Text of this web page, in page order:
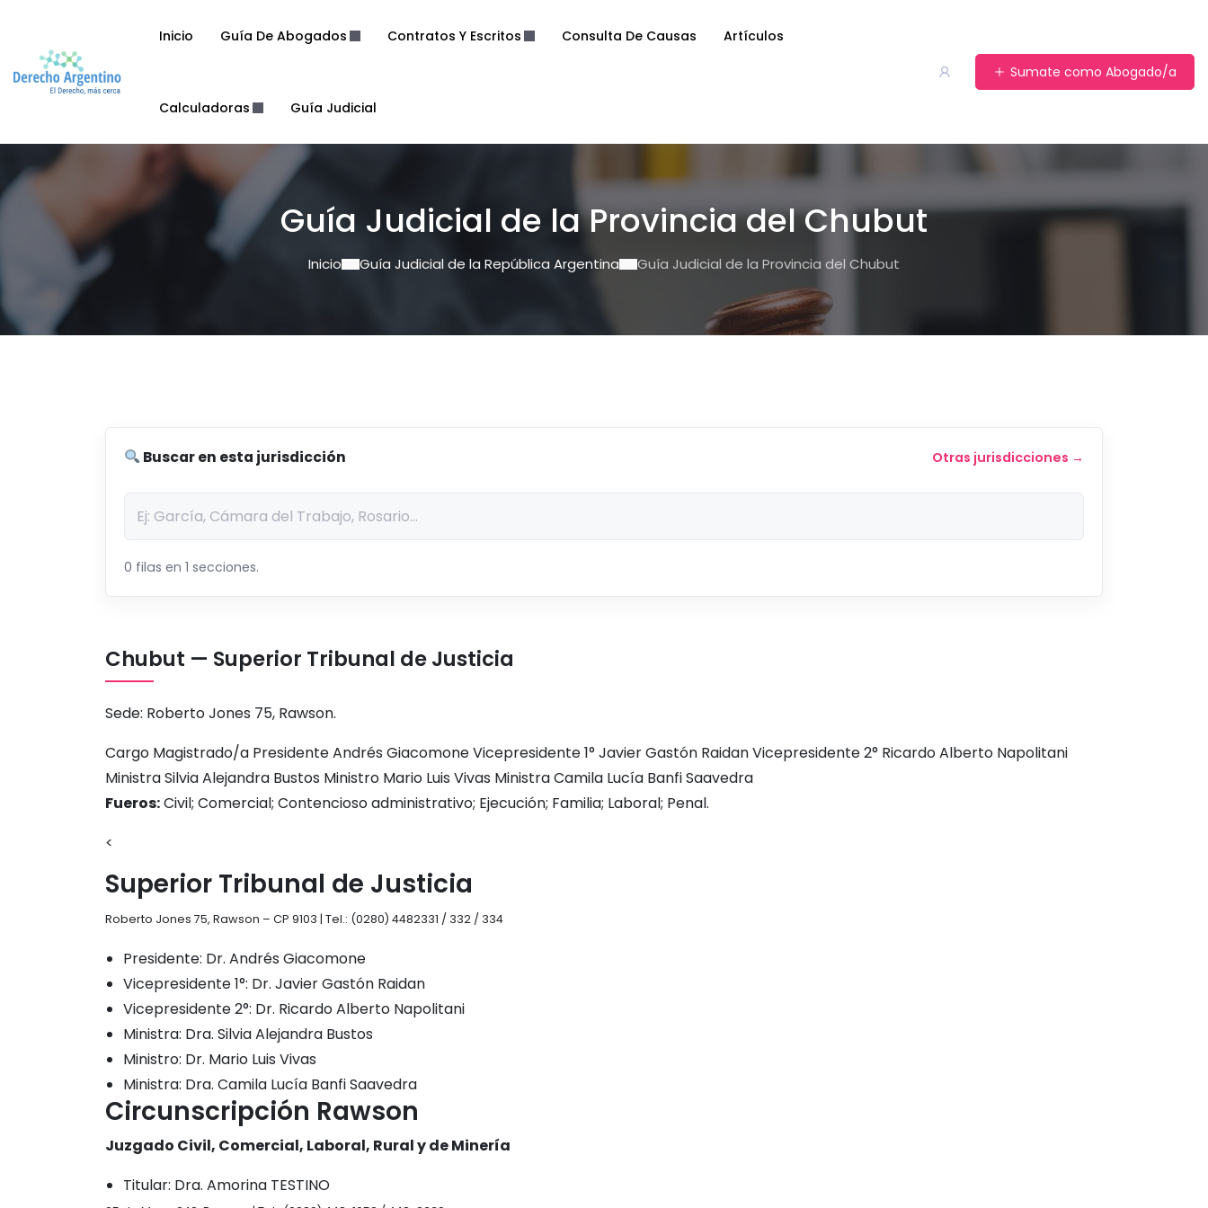
Inicio Guía De Abogados Contratos Y Escritos Consulta De Causas Artículos
Calculadoras Guía Judicial
Sumate como Abogado/a
Guía Judicial de la Provincia del Chubut
Inicio Guía Judicial de la República Argentina Guía Judicial de la Provincia del Chubut
Buscar en esta jurisdicción Otras jurisdicciones →
0 filas en 1 secciones.
Chubut — Superior Tribunal de Justicia
Sede: Roberto Jones 75, Rawson.
Cargo Magistrado/a Presidente Andrés Giacomone Vicepresidente 1° Javier Gastón Raidan Vicepresidente 2° Ricardo Alberto Napolitani
Ministra Silvia Alejandra Bustos Ministro Mario Luis Vivas Ministra Camila Lucía Banfi Saavedra
Fueros:Civil; Comercial; Contencioso administrativo; Ejecución; Familia; Laboral; Penal.
<
Superior Tribunal de Justicia
Roberto Jones 75, Rawson – CP 9103 | Tel.: (0280) 4482331 / 332 / 334
Presidente: Dr. Andrés Giacomone
Vicepresidente 1°: Dr. Javier Gastón Raidan
Vicepresidente 2°: Dr. Ricardo Alberto Napolitani
Ministra: Dra. Silvia Alejandra Bustos
Ministro: Dr. Mario Luis Vivas
Ministra: Dra. Camila Lucía Banfi Saavedra
Circunscripción Rawson
Juzgado Civil, Comercial, Laboral, Rural y de Minería
Titular: Dra. Amorina TESTINO